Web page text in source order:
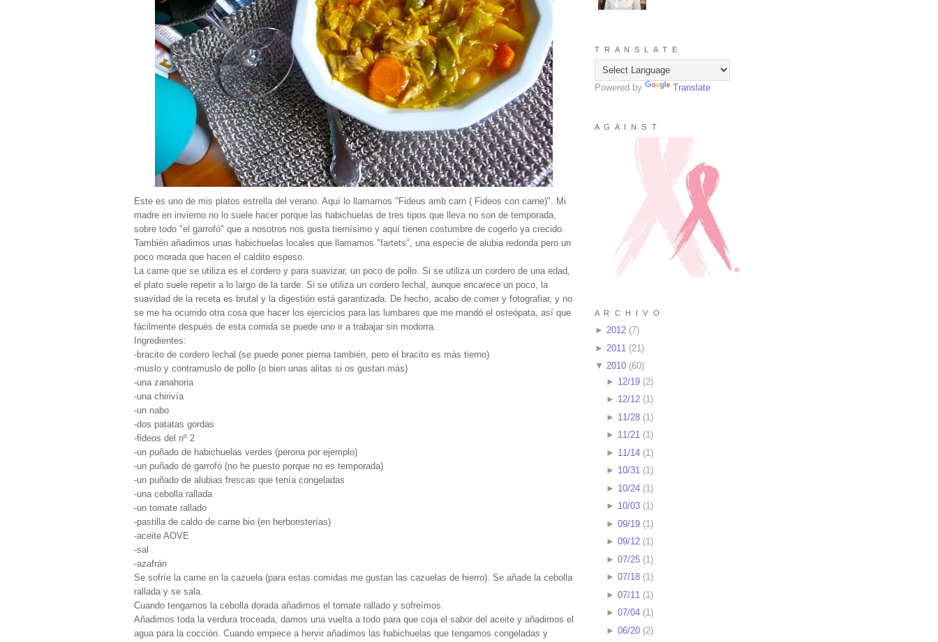
Este es uno de mis platos estrella del verano. Aquí lo llamamos "Fideus amb carn ( Fideos con carne)". Mi
madre en invierno no lo suele hacer porque las habichuelas de tres tipos que lleva no son de temporada,
sobre todo "el garrofó" que a nosotros nos gusta tiernísimo y aquí tienen costumbre de cogerlo ya crecido.
También añadimos unas habichuelas locales que llamamos "fartets", una especie de alubia redonda pero un
poco morada que hacen el caldito espeso.
La carne que se utiliza es el cordero y para suavizar, un poco de pollo. Si se utiliza un cordero de una edad,
el plato suele repetir a lo largo de la tarde. Si se utiliza un cordero lechal, aunque encarece un poco, la
suavidad de la receta es brutal y la digestión está garantizada. De hecho, acabo de comer y fotografiar, y no
se me ha ocurrido otra cosa que hacer los ejercicios para las lumbares que me mandó el osteópata, así que
fácilmente después de esta comida se puede uno ir a trabajar sin modorra.
Ingredientes:
-bracito de cordero lechal (se puede poner pierna también, pero el bracito es más tierno)
-muslo y contramuslo de pollo (o bien unas alitas si os gustan más)
-una zanahoria
-una chirivía
-un nabo
-dos patatas gordas
-fideos del nº 2
-un puñado de habichuelas verdes (perona por ejemplo)
-un puñado de garrofó (no he puesto porque no es temporada)
-un puñado de alubias frescas que tenía congeladas
-una cebolla rallada
-un tomate rallado
-pastilla de caldo de carne bio (en herboristerías)
-aceite AOVE
-sal
-azafrán
Se sofríe la carne en la cazuela (para estas comidas me gustan las cazuelas de hierro). Se añade la cebolla
rallada y se sala.
Cuando tengamos la cebolla dorada añadimos el tomate rallado y sofreímos.
Añadimos toda la verdura troceada, damos una vuelta a todo para que coja el sabor del aceite y añadimos el
agua para la cocción. Cuando empiece a hervir añadimos las habichuelas que tengamos congeladas y
T R A N S L A T E
Powered by Translate
A G A I N S T
A R C H I V O
► 2012 (7)
► 2011 (21 )
▼ 2010 (60)
► 12/19(2)
► 12/12(1)
► 11/28(1)
► 11/21(1)
► 11/14(1)
► 10/31(1)
► 10/24(1)
► 10/03(1)
► 09/19(1)
► 09/12(1)
► 07/25(1)
► 07/18(1)
► 07/11 (1)
► 07/04(1)
► 06/20(2)